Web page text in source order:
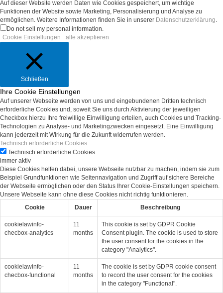
Auf dieser Website werden Daten wie Cookies gespeichert, um wichtige
Funktionen der Website sowie Marketing, Personalisierung und Analyse zu
ermöglichen. Weitere Informationen finden Sie in unserer Datenschutzerklärung.
Do not sell my personal information.
Cookie Einstellungen
alle akzeptieren
Schließen
Ihre Cookie Einstellungen
Auf unserer Webseite werden von uns und eingebundenen Dritten technisch
erforderliche Cookies und, soweit Sie uns durch Aktivierung der jeweiligen
Checkbox hierzu Ihre freiwillige Einwilligung erteilen, auch Cookies und Tracking-
Technologien zu Analyse- und Marketingzwecken eingesetzt. Eine Einwilligung
kann jederzeit mit Wirkung für die Zukunft widerrufen werden.
Technisch erforderliche Cookies
Technisch erforderliche Cookies
immer aktiv
Diese Cookies helfen dabei, unsere Webseite nutzbar zu machen, indem sie zum
Beispiel Grundfunktionen wie Seitennavigation und Zugriff auf sichere Bereiche
der Webseite ermöglichen oder den Status Ihrer Cookie-Einstellungen speichern.
Unsere Webseite kann ohne diese Cookies nicht richtig funktionieren.
Cookie
Dauer Beschreibung
cookielawinfo-
checbox-analytics
11
months
This cookie is set by GDPR Cookie
Consent plugin. The cookie is used to store
the user consent for the cookies in the
category "Analytics".
cookielawinfo-
checbox-functional
11
months
The cookie is set by GDPR cookie consent
to record the user consent for the cookies
in the category "Functional".